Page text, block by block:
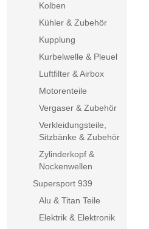
Kolben
Kühler & Zubehör
Kupplung
Kurbelwelle & Pleuel
Luftfilter & Airbox
Motorenteile
Vergaser & Zubehör
Verkleidungsteile,
Sitzbänke & Zubehör
Zylinderkopf &
Nockenwellen
Supersport 939
Alu & Titan Teile
Elektrik & Elektronik